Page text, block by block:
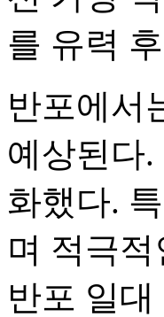
를 유력
반포에서
예상된다
화했다.
며 적극
반포 일